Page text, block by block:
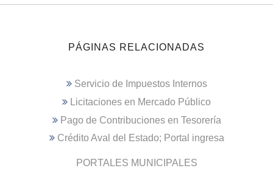
PÁGINAS RELACIONADAS
Servicio de Impuestos Internos
Licitaciones en Mercado Público
Pago de Contribuciones en Tesorería
Crédito Aval del Estado; Portal ingresa
PORTALES MUNICIPALES